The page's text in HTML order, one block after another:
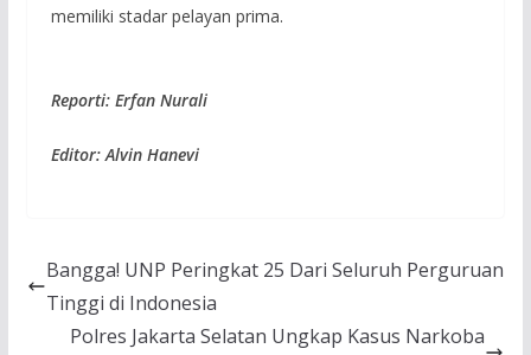
memiliki stadar pelayan prima.
Reporti: Erfan Nurali
Editor: Alvin Hanevi
Bangga! UNP Peringkat 25 Dari Seluruh Perguruan
Tinggi di Indonesia
Polres Jakarta Selatan Ungkap Kasus Narkoba